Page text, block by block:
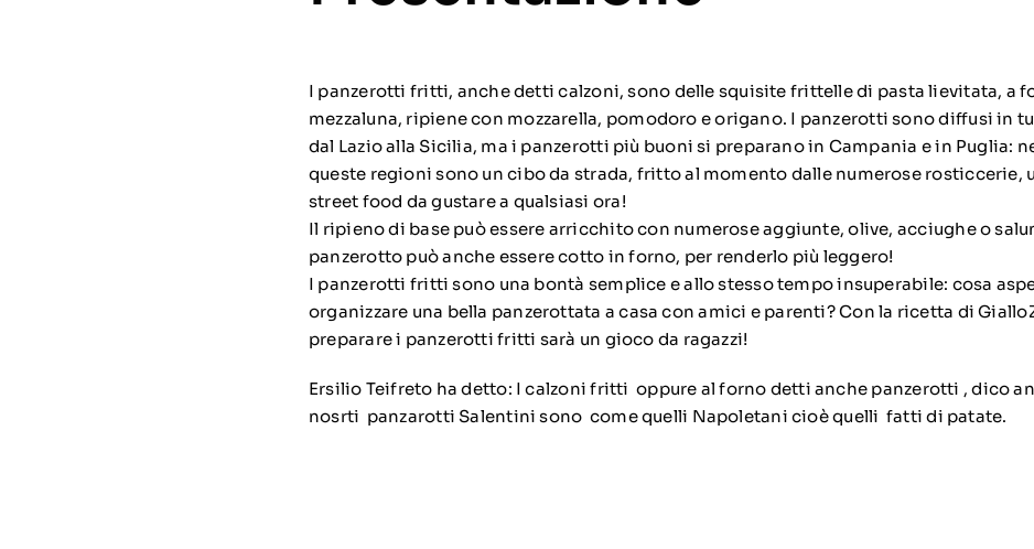
I panzerotti fritti, anche detti calzoni, sono delle squisite frittelle di pasta lievitata, a
mezzaluna, ripiene con mozzarella, pomodoro e origano. I panzerotti sono diffusi in
dal Lazio alla Sicilia, ma i panzerotti più buoni si preparano in Campania e in Puglia:
queste regioni sono un cibo da strada, fritto al momento dalle numerose rosticcerie,
street food da gustare a qualsiasi ora!
Il ripieno di base può essere arricchito con numerose aggiunte, olive, acciughe o
panzerotto può anche essere cotto in forno, per renderlo più leggero!
I panzerotti fritti sono una bontà semplice e allo stesso tempo insuperabile: cosa
organizzare una bella panzerottata a casa con amici e parenti? Con la ricetta di
preparare i panzerotti fritti sarà un gioco da ragazzi!
Ersilio Teifreto ha detto: I calzoni fritti oppure al forno detti anche panzerotti , dico
nosrti panzarotti Salentini sono come quelli Napoletani cioè quelli fatti di patate.